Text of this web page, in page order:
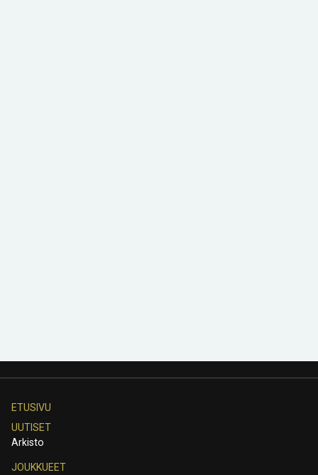
ETUSIVU
UUTISET
Arkisto
JOUKKUEET